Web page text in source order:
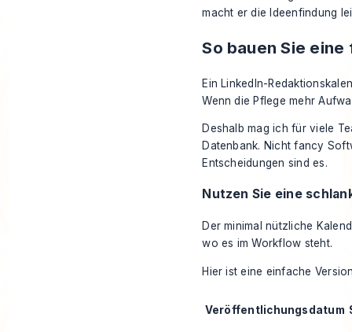
macht er die Ideenfindung
So bauen Sie
Ein LinkedIn-
Wenn die Pflege mehr
Deshalb mag ich für viele
Datenbank. Nicht fancy
Entscheidungen sind es.
Nutzen Sie eine
Der minimal nützliche
wo es im Workflow steht.
Hier ist eine einfache
Veröffentlichungsdatum